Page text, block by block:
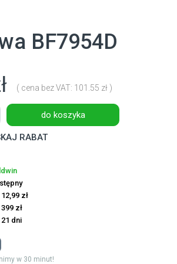
BF7954D
( cena bez VAT: 101.55 zł )
do koszyka
RABAT
zł
zł
dni
w 30 minut!